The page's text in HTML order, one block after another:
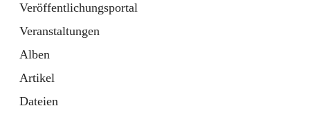
Veröffentlichungsportal
Veranstaltungen
Alben
Artikel
Dateien